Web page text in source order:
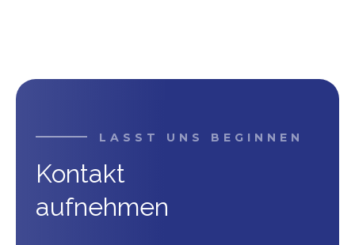
LASST UNS BEGINNEN
Kontakt
aufnehmen